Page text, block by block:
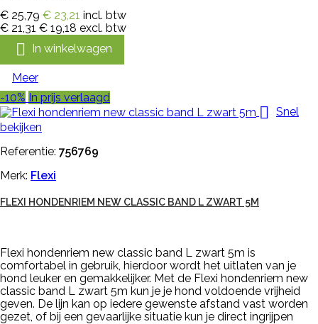
€ 25,79 € 23,21 incl. btw
€ 21,31 € 19,18 excl. btw
 In winkelwagen
Meer
-10% In prijs verlaagd
 Snel
bekijken
Referentie: 756769
Merk: Flexi
FLEXI HONDENRIEM NEW CLASSIC BAND L ZWART 5M
Flexi hondenriem new classic band L zwart 5m is
comfortabel in gebruik, hierdoor wordt het uitlaten van je
hond leuker en gemakkelijker. Met de Flexi hondenriem new
classic band L zwart 5m kun je je hond voldoende vrijheid
geven. De lijn kan op iedere gewenste afstand vast worden
gezet, of bij een gevaarlijke situatie kun je direct ingrijpen